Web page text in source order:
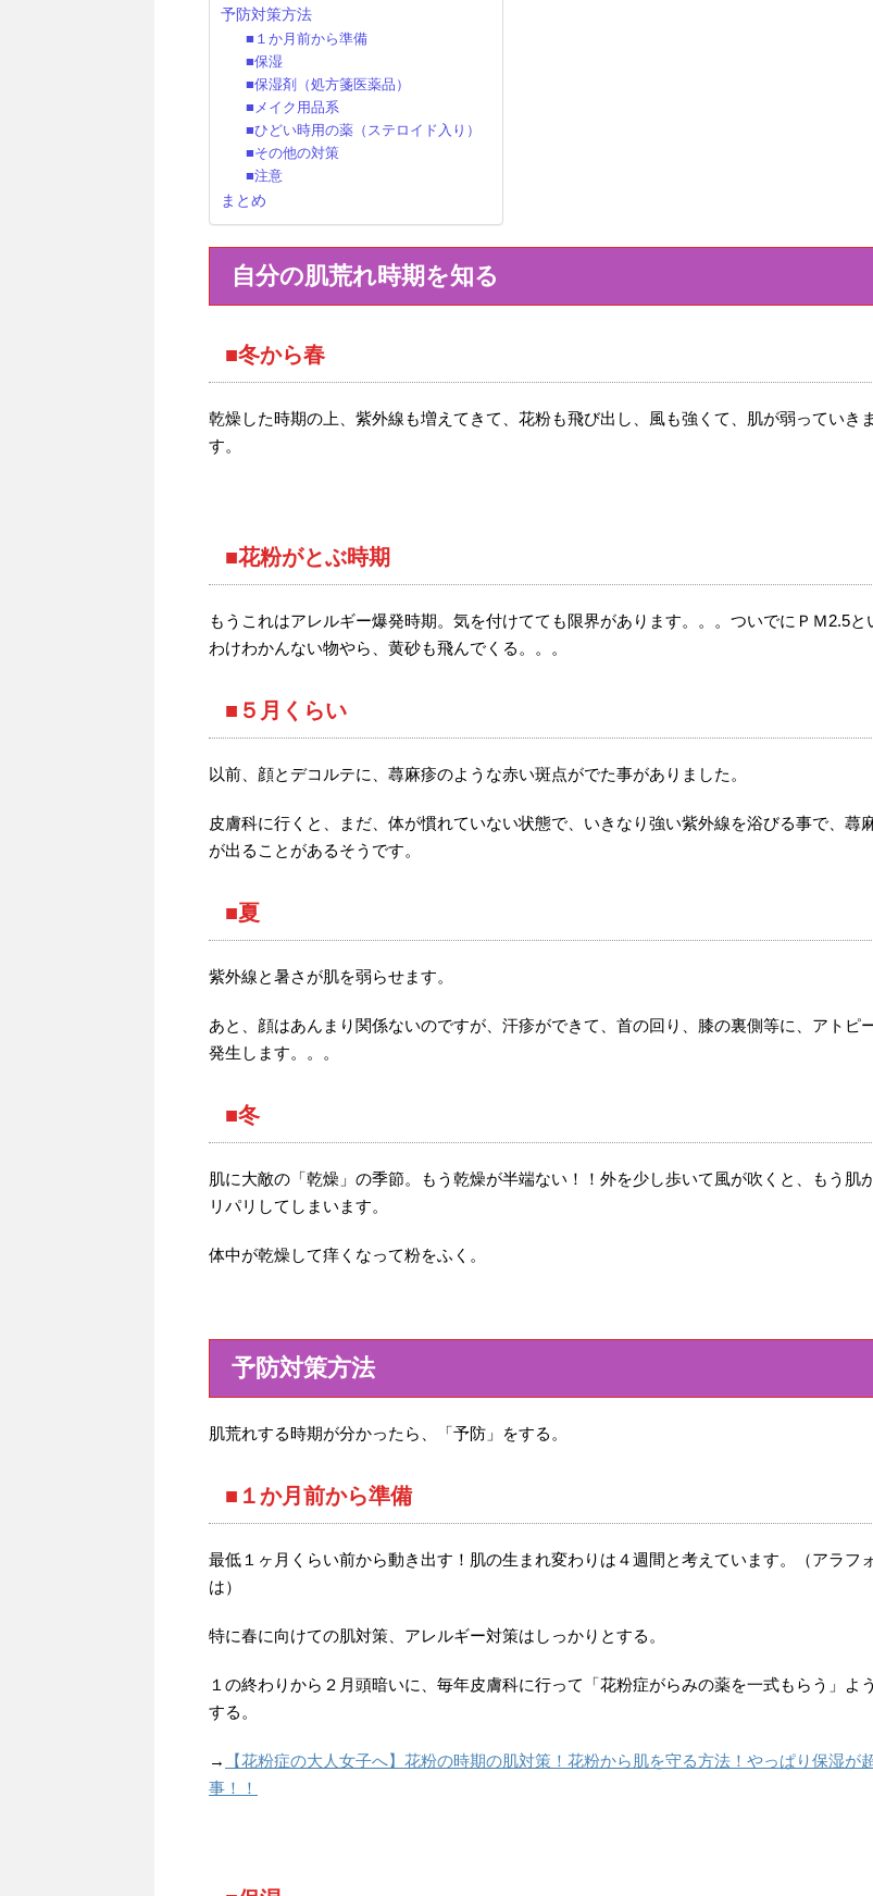
予防対策方法
■１か月前から準備
■保湿
■保湿剤（処方箋医薬品）
■メイク用品系
■ひどい時用の薬（ステロイド入り）
■その他の対策
■注意
まとめ
自分の肌荒れ時期を知る
■冬から春
乾燥した時期の上、紫外線も増えてきて、花粉も飛び出し、風も強くて、肌が弱っていきま
す。
■花粉がとぶ時期
もうこれはアレルギー爆発時期。気を付けてても限界があります。。。ついでにＰＭ2.5と
わけわかんない物やら、黄砂も飛んでくる。。。
■５月くらい
以前、顔とデコルテに、蕁麻疹のような赤い斑点がでた事がありました。
皮膚科に行くと、まだ、体が慣れていない状態で、いきなり強い紫外線を浴びる事で、蕁
が出ることがあるそうです。
■夏
紫外線と暑さが肌を弱らせます。
あと、顔はあんまり関係ないのですが、汗疹ができて、首の回り、膝の裏側等に、アトピ
発生します。。。
■冬
肌に大敵の「乾燥」の季節。もう乾燥が半端ない！！外を少し歩いて風が吹くと、もう肌
リパリしてしまいます。
体中が乾燥して痒くなって粉をふく。
予防対策方法
肌荒れする時期が分かったら、「予防」をする。
■１か月前から準備
最低１ヶ月くらい前から動き出す！肌の生まれ変わりは４週間と考えています。（アラフ
は）
特に春に向けての肌対策、アレルギー対策はしっかりとする。
１の終わりから２月頭暗いに、毎年皮膚科に行って「花粉症がらみの薬を一式もらう」よ
する。
→
【花粉症の大人女子へ】花粉の時期の肌対策！花粉から肌を守る方法！やっぱり保湿が
事！！